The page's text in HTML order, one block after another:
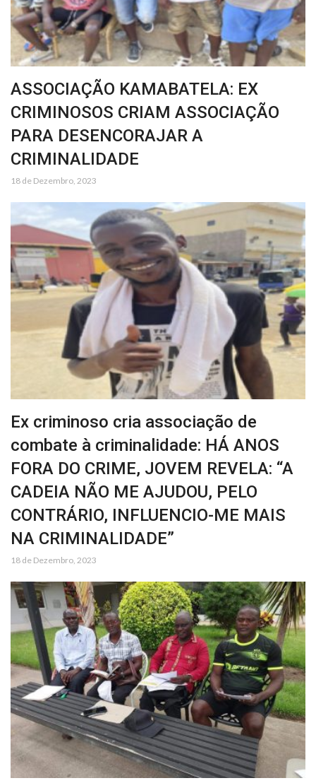
ASSOCIAÇÃO KAMABATELA: EX
CRIMINOSOS CRIAM ASSOCIAÇÃO
PARA DESENCORAJAR A
CRIMINALIDADE
18 de Dezembro, 2023
Ex criminoso cria associação de
combate à criminalidade: HÁ ANOS
FORA DO CRIME, JOVEM REVELA: “A
CADEIA NÃO ME AJUDOU, PELO
CONTRÁRIO, INFLUENCIO-ME MAIS
NA CRIMINALIDADE”
18 de Dezembro, 2023